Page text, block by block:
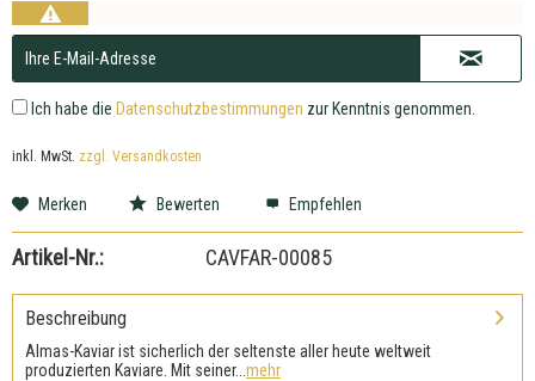
Ich habe die Datenschutzbestimmungen zur Kenntnis genommen.
inkl. MwSt. zzgl. Versandkosten
Merken Bewerten Empfehlen
Artikel-Nr.: CAVFAR-00085
Beschreibung
Almas-Kaviar ist sicherlich der seltenste aller heute weltweit
produzierten Kaviare. Mit seiner... mehr